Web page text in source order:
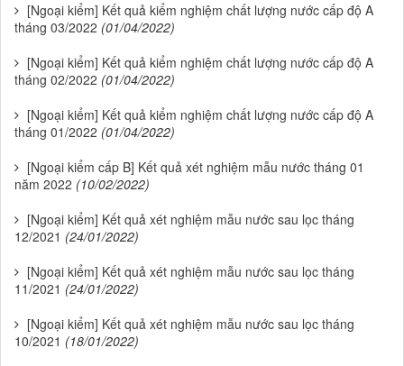
[Ngoại kiểm] Kết quả kiểm nghiệm chất lượng nước cấp độ A
tháng 03/2022 (01/04/2022)
[Ngoại kiểm] Kết quả kiểm nghiệm chất lượng nước cấp độ A
tháng 02/2022 (01/04/2022)
[Ngoại kiểm] Kết quả kiểm nghiệm chất lượng nước cấp độ A
tháng 01/2022 (01/04/2022)
[Ngoại kiểm cấp B] Kết quả xét nghiệm mẫu nước tháng 01
năm 2022 (10/02/2022)
[Ngoại kiểm] Kết quả xét nghiệm mẫu nước sau lọc tháng
12/2021 (24/01/2022)
[Ngoại kiểm] Kết quả xét nghiệm mẫu nước sau lọc tháng
11/2021 (24/01/2022)
[Ngoại kiểm] Kết quả xét nghiệm mẫu nước sau lọc tháng
10/2021 (18/01/2022)